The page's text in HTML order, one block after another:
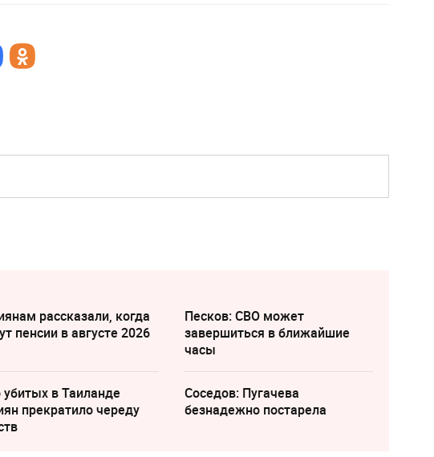
рассказали, когда
пенсии в августе 2026
Песков: СВО может
завершиться в ближайшие
часы
в Таиланде
прекратило череду
Соседов: Пугачева
безнадежно постарела